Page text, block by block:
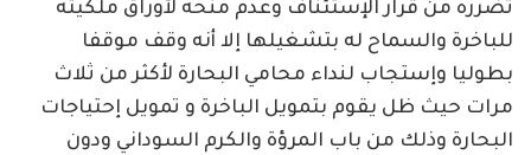
تضرره من قرار الإستئناف وعدم منحه لأوراق ملكيته
للباخرة والسماح له بتشغيلها إلا أنه وقف موقفا
بطوليا وإستجاب لنداء محامي البحارة لأكثر من ثلاث
مرات حيث ظل يقوم بتمويل الباخرة و تمويل إحتياجات
البحارة وذلك من باب المرؤة والكرم السوداني ودون